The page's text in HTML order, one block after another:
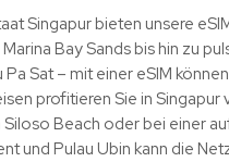
Singapur bieten unsere
Bay Sands bis hin zu
Sat – mit einer eSIM
profitieren Sie in
Siloso Beach oder bei einer
und Pulau Ubin kann die